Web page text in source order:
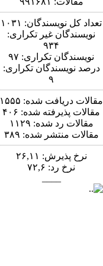
تعداد کل نویسندگان: ۱۰۳۱
نویسندگان غیر تکراری:
۹۳۴
نویسندگان تکراری: ۹۷
درصد نویسندگان تکراری:
۹
مقالات دریافت شده: ۱۵۵۵
مقالات پذیرفته شده: ۴۰۶
مقالات رد شده: ۱۱۲۹
مقالات منتشر شده: ۳۸۹
نرخ پذیرش: ۲۶,۱۱
نرخ رد: ۷۲,۶